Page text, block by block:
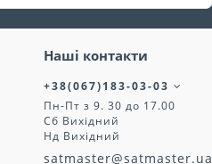
Наші контакти
+38(067)183-03-03
Пн-Пт з 9. 30 до 17.00
Сб Вихідний
Нд Вихідний
satmaster@satmaster.ua